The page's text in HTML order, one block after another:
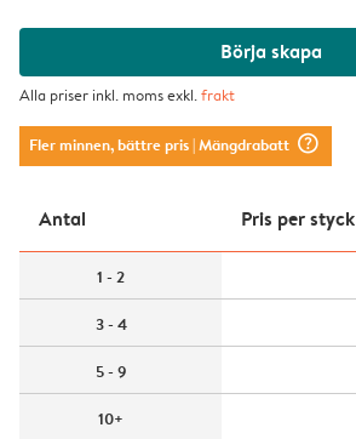
Börja skapa
Alla priser inkl. moms exkl.frakt
Fler minnen, bättre pris| Mängdrabatt question_mark_circle
Antal Pris per styck
1 - 2
3 - 4
5 - 9
10+